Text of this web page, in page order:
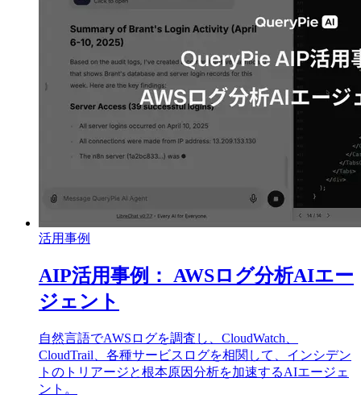
活用事例
AIP活用事例： AWSログ分析AIエー
ジェント
自然言語でAWSログを調査し、CloudWatch、
CloudTrail、各種サービスログを相関して、インシデン
トのトリアージと根本原因分析を加速するAIエージェ
ント。